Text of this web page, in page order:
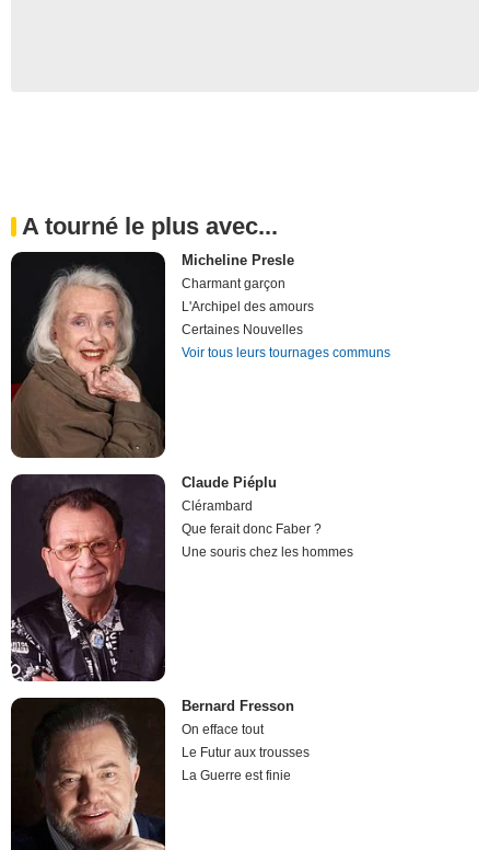
A tourné le plus avec...
Micheline Presle
Charmant garçon
L'Archipel des amours
Certaines Nouvelles
Voir tous leurs tournages communs
Claude Piéplu
Clérambard
Que ferait donc Faber ?
Une souris chez les hommes
Bernard Fresson
On efface tout
Le Futur aux trousses
La Guerre est finie